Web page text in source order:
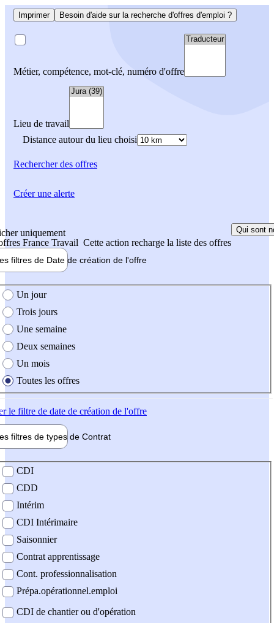
Imprimer Besoin d'aide sur la recherche d'offres d'emploi ?
Métier, compétence, mot-clé, numéro d'offre
Lieu de travail
Distance autour du lieu choisi
Rechercherdes offres
uniquement
France Travail Cette action recharge la liste des offres
Qui sont
filtres de Date de création de l'offre
création de l'offre
Un jour
Trois jours
Une semaine
Deux semaines
Un mois
Toutes les offres
le filtre de date de création de l'offre
filtres de types de Contrat
contrat
CDI
CDD
Intérim
CDI Intérimaire
Saisonnier
Contrat apprentissage
Cont. professionnalisation
Prépa.opérationnel.emploi
CDI de chantier ou d'opération
Créer une alerte